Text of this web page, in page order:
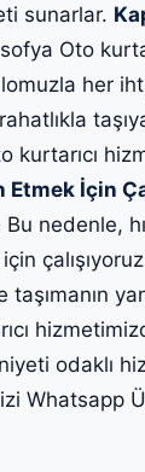
sunarlar.
Oto
her
rahatlıkla
kurtarıcı
İçin
nedenle,
taşımanın
odaklı
Whatsapp